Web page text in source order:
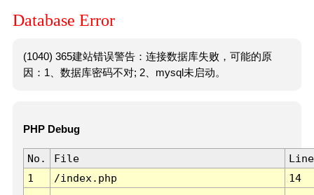
Database Error
(1040) 365建站错误警告：连接数据库失败，可能的原
因：1、数据库密码不对; 2、mysql未启动。
PHP Debug
No. File
Line
1
/index.php 14